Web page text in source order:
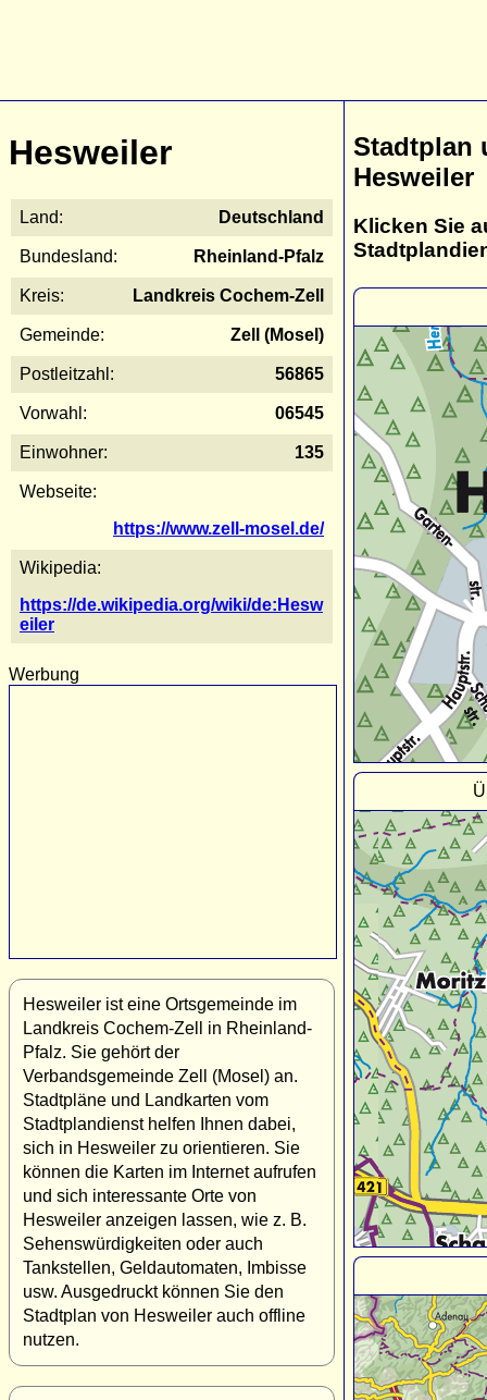
Hesweiler
Land: Deutschland
Bundesland: Rheinland-Pfalz
Kreis: Landkreis Cochem-Zell
Gemeinde: Zell (Mosel)
Postleitzahl: 56865
Vorwahl: 06545
Einwohner: 135
Webseite:
https://www.zell-mosel.de/
Wikipedia:
https://de.wikipedia.org/wiki/de:Hesw
eiler
Werbung
Hesweiler ist eine Ortsgemeinde im
Landkreis Cochem-Zell in Rheinland-
Pfalz. Sie gehört der
Verbandsgemeinde Zell (Mosel) an.
Stadtpläne und Landkarten vom
Stadtplandienst helfen Ihnen dabei,
sich in Hesweiler zu orientieren. Sie
können die Karten im Internet aufrufen
und sich interessante Orte von
Hesweiler anzeigen lassen, wie z. B.
Sehenswürdigkeiten oder auch
Tankstellen, Geldautomaten, Imbisse
usw. Ausgedruckt können Sie den
Stadtplan von Hesweiler auch offline
nutzen.
Stadtplan
Hesweiler
Klicken Sie